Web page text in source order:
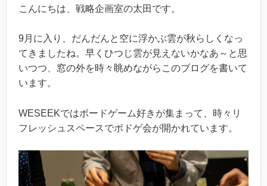
こんにちは、戦略企画室の太田です。
9月に入り、だんだんと空に浮かぶ雲が秋らしくなっ
てきましたね。早くひつじ雲が見えないかなあ～と思
いつつ、窓の外を時々眺めながらこのブログを書いて
います。
WESEEKではボードゲーム好きが集まって、時々リ
フレッシュスペースでボドゲ会が開かれています。